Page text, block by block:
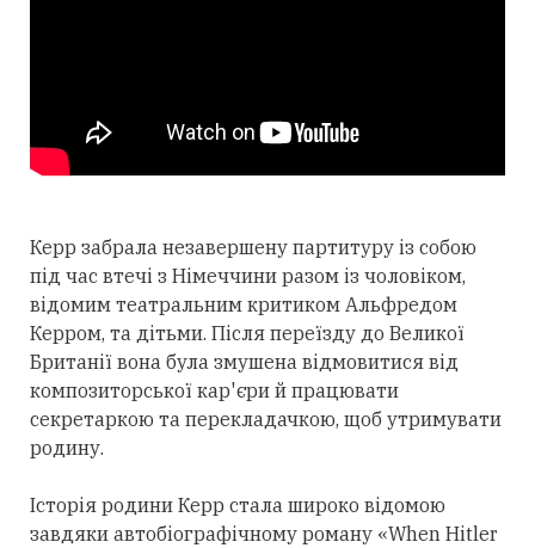
Керр забрала незавершену партитуру із собою
під час втечі з Німеччини разом із чоловіком,
відомим театральним критиком Альфредом
Керром, та дітьми. Після переїзду до Великої
Британії вона була змушена відмовитися від
композиторської кар'єри й працювати
секретаркою та перекладачкою, щоб утримувати
родину.
Історія родини Керр стала широко відомою
завдяки автобіографічному роману «When Hitler